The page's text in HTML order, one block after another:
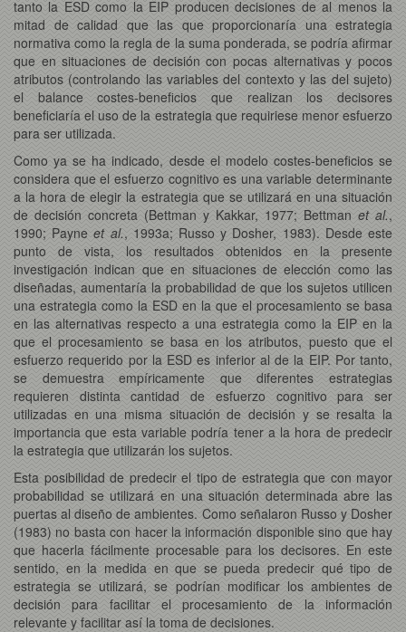
tanto la ESD como la EIP producen decisiones de al menos la
mitad de calidad que las que proporcionaría una estrategia
normativa como la regla de la suma ponderada, se podría afirmar
que en situaciones de decisión con pocas alternativas y pocos
atributos (controlando las variables del contexto y las del sujeto)
el balance costes-beneficios que realizan los decisores
beneficiaría el uso de la estrategia que requiriese menor esfuerzo
para ser utilizada.
Como ya se ha indicado, desde el modelo costes-beneficios se
considera que el esfuerzo cognitivo es una variable determinante
a la hora de elegir la estrategia que se utilizará en una situación
de decisión concreta (Bettman y Kakkar, 1977; Bettman et al.,
1990; Payneet al., 1993a; Russo y Dosher, 1983). Desde este
punto de vista, los resultados obtenidos en la presente
investigación indican que en situaciones de elección como las
diseñadas, aumentaría la probabilidad de que los sujetos utilicen
una estrategia como la ESD en la que el procesamiento se basa
en las alternativas respecto a una estrategia como la EIP en la
que el procesamiento se basa en los atributos, puesto que el
esfuerzo requerido por la ESD es inferior al de la EIP. Por tanto,
se demuestra empíricamente que diferentes estrategias
requieren distinta cantidad de esfuerzo cognitivo para ser
utilizadas en una misma situación de decisión y se resalta la
importancia que esta variable podría tener a la hora de predecir
la estrategia que utilizarán los sujetos.
Esta posibilidad de predecir el tipo de estrategia que con mayor
probabilidad se utilizará en una situación determinada abre las
puertas al diseño de ambientes. Como señalaron Russo y Dosher
(1983) no basta con hacer la información disponible sino que hay
que hacerla fácilmente procesable para los decisores. En este
sentido, en la medida en que se pueda predecir qué tipo de
estrategia se utilizará, se podrían modificar los ambientes de
decisión para facilitar el procesamiento de la información
relevante y facilitar así la toma de decisiones.